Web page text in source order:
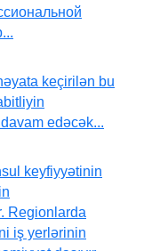
keçirilən bu
edəcək...
keyfiyyətinin
Regionlarda
iş yerlərinin